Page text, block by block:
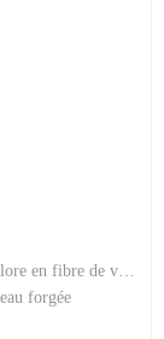
Manche bicolore en fibre de verre 900 mm
forgée